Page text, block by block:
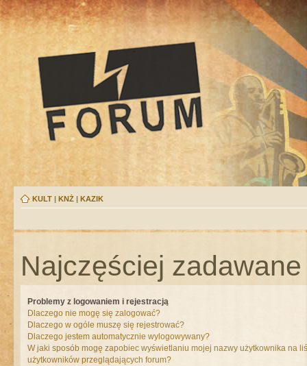
KULT | KNŻ | KAZIK
Najczęściej
Problemy z logowaniem i rejestracją
Dlaczego nie mogę się zalogować?
Dlaczego w ogóle muszę się rejestrować?
Dlaczego jestem automatycznie wylogowywany?
W jaki sposób mogę zapobiec wyświetlaniu mojej nazwy użytkownika na
użytkowników przeglądających forum?